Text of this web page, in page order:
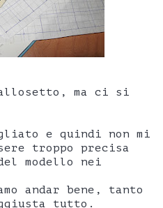
ma ci si
e quindi non mi
troppo precisa
modello nei
andar bene, tanto
tutto.